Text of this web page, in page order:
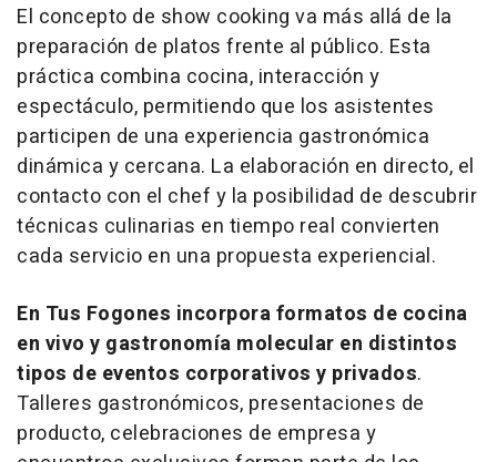
El concepto de show cooking va más allá de la
preparación de platos frente al público. Esta
práctica combina cocina, interacción y
espectáculo, permitiendo que los asistentes
participen de una experiencia gastronómica
dinámica y cercana. La elaboración en directo, el
contacto con el chef y la posibilidad de descubrir
técnicas culinarias en tiempo real convierten
cada servicio en una propuesta experiencial.
En Tus Fogones incorpora formatos de cocina
en vivo y gastronomía molecular en distintos
tipos de eventos corporativos y privados.
Talleres gastronómicos, presentaciones de
producto, celebraciones de empresa y